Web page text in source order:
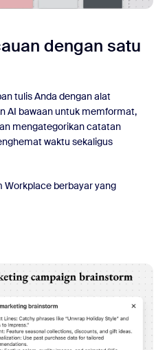
dengan satu
tulis Anda dengan alat
AI bawaan untuk memformat,
mengategorikan catatan
waktu sekaligus
Workplace berbayar yang